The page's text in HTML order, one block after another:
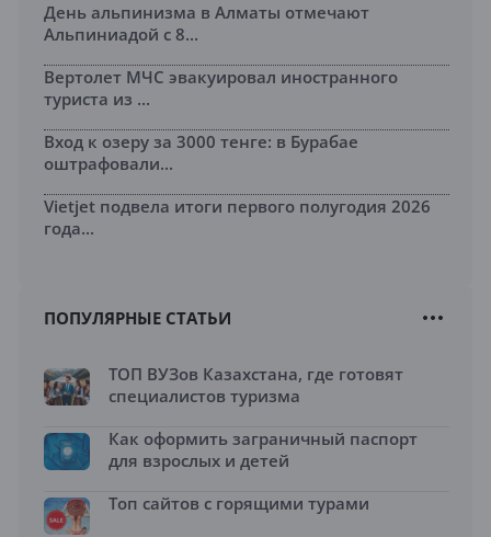
День альпинизма в Алматы отмечают
Альпиниадой с 8...
Вертолет МЧС эвакуировал иностранного
туриста из ...
Вход к озеру за 3000 тенге: в Бурабае
оштрафовали...
Vietjet подвела итоги первого полугодия 2026
года...
ПОПУЛЯРНЫЕ СТАТЬИ
ТОП ВУЗов Казахстана, где готовят
специалистов туризма
Как оформить заграничный паспорт
для взрослых и детей
Топ сайтов с горящими турами